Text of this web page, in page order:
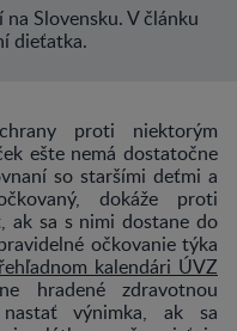
Slovensku. V článku
dieťatka.
proti niektorým
ešte nemá dostatočne
so staršími deťmi a
dokáže proti
ak sa s nimi dostane do
očkovanie týka
kalendári ÚVZ
hradené zdravotnou
výnimka, ak sa